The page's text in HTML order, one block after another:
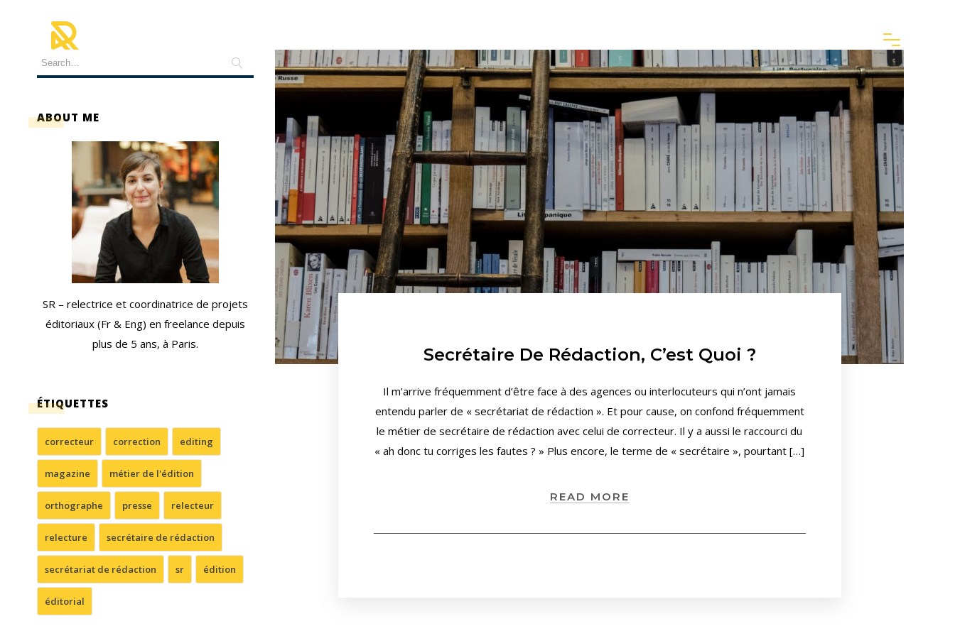
ABOUT ME
SR – relectrice et coordinatrice de projets
éditoriaux (Fr & Eng) en freelance depuis
plus de 5 ans, à Paris.
ÉTIQUETTES
correcteur correction editing
magazine métier de l'édition
orthographe presse relecteur
relecture secrétaire de rédaction
secrétariat de rédaction sr édition
éditorial
Secrétaire De Rédaction, C’est Quoi ?
Il m’arrive fréquemment d’être face à des agences ou interlocuteurs qui n’ont jamais
entendu parler de « secrétariat de rédaction ». Et pour cause, on confond fréquemment
le métier de secrétaire de rédaction avec celui de correcteur. Il y a aussi le raccourci du
« ah donc tu corriges les fautes ? » Plus encore, le terme de « secrétaire », pourtant […]
READ MORE